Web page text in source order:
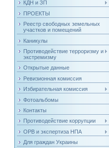
КДН и ЗП
ПРОЕКТЫ
Реестр свободных земельных
участков и помещений
Каникулы
Противодействие терроризму и
экстремизму
Открытые данные
Ревизионная комиссия
Избирательная комиссия
Фотоальбомы
Контакты
Противодействие коррупции
ОРВ и экспертиза НПА
Для граждан Украины